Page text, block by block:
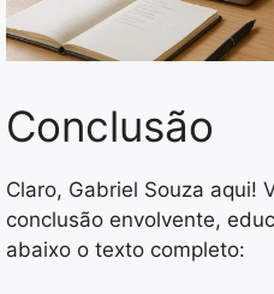
Conclusão
Claro, Gabriel Souza aqui!
conclusão envolvente,
abaixo o texto completo: